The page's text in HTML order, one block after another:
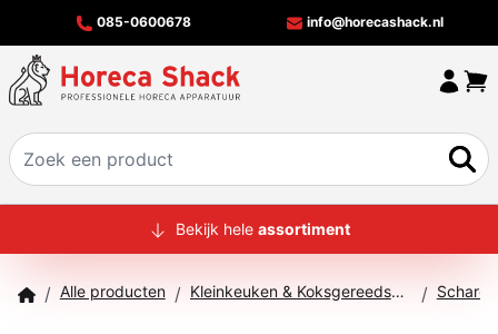
085-0600678 info@horecashack.nl
HOME
Bekijk hele assortiment
/ Alle producten / Kleinkeuken & Koksgereedschap / Scharen